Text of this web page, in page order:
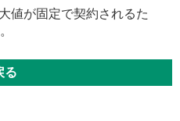
値が固定で契約されるた
る